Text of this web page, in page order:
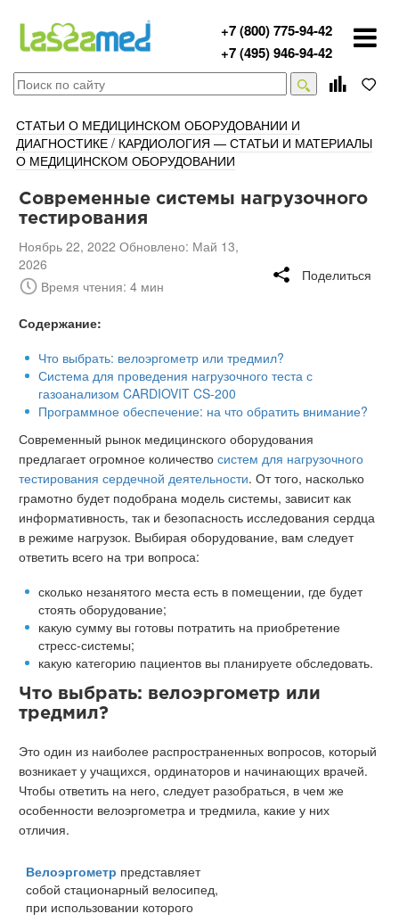
+7 (800) 775-94-42
+7 (495) 946-94-42
СТАТЬИ О МЕДИЦИНСКОМ ОБОРУДОВАНИИ И
ДИАГНОСТИКЕ / КАРДИОЛОГИЯ — СТАТЬИ И МАТЕРИАЛЫ
О МЕДИЦИНСКОМ ОБОРУДОВАНИИ
Современные системы нагрузочного
тестирования
Ноябрь 22, 2022 Обновлено: Май 13,
2026
Время чтения: 4 мин
Поделиться
Содержание:
Что выбрать: велоэргометр или тредмил?
Система для проведения нагрузочного теста с
газоанализом CARDIOVIT CS-200
Программное обеспечение: на что обратить внимание?
Современный рынок медицинского оборудования
предлагает огромное количество систем для нагрузочного
тестирования сердечной деятельности. От того, насколько
грамотно будет подобрана модель системы, зависит как
информативность, так и безопасность исследования сердца
в режиме нагрузок. Выбирая оборудование, вам следует
ответить всего на три вопроса:
сколько незанятого места есть в помещении, где будет
стоять оборудование;
какую сумму вы готовы потратить на приобретение
стресс-системы;
какую категорию пациентов вы планируете обследовать.
Что выбрать: велоэргометр или
тредмил?
Это один из наиболее распространенных вопросов, который
возникает у учащихся, ординаторов и начинающих врачей.
Чтобы ответить на него, следует разобраться, в чем же
особенности велоэргометра и тредмила, какие у них
отличия.
Велоэргометр представляет
собой стационарный велосипед,
при использовании которого